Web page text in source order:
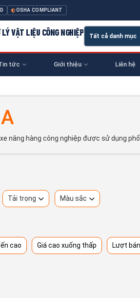
OSHA COMPLIANT
VẬT LIỆU CÔNG NGHIỆP
tức Giới thiệu Liên hệ
nâng hàng công nghiệp được sử dụng
Tải trọng Màu sắc
cao Giá cao xuống thấp Lượt